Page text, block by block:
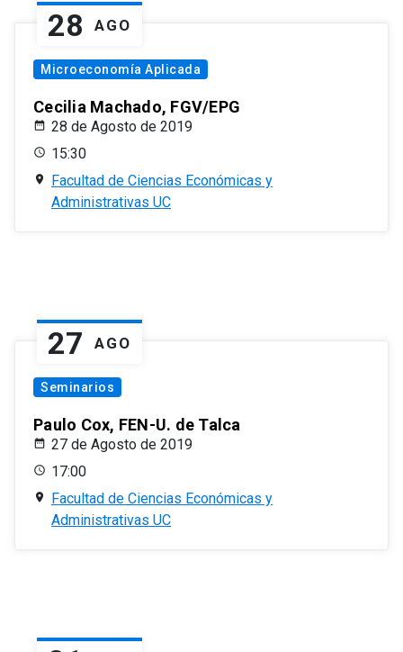
28 AGO
Microeconomía Aplicada
Cecilia Machado, FGV/EPG
28 de Agosto de 2019
15:30
Facultad de Ciencias Económicas y
Administrativas UC
27 AGO
Seminarios
Paulo Cox, FEN-U. de Talca
27 de Agosto de 2019
17:00
Facultad de Ciencias Económicas y
Administrativas UC